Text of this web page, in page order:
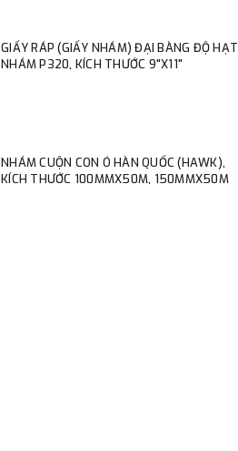
GIẤY RÁP (GIẤY NHÁM) ĐẠI BÀNG ĐỘ HẠT
NHÁM P320, KÍCH THƯỚC 9"X11"
NHÁM CUỘN CON Ó HÀN QUỐC (HAWK),
KÍCH THƯỚC 100MMX50M, 150MMX50M